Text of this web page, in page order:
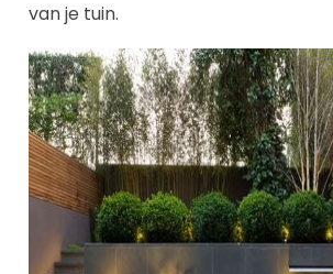
van je tuin.